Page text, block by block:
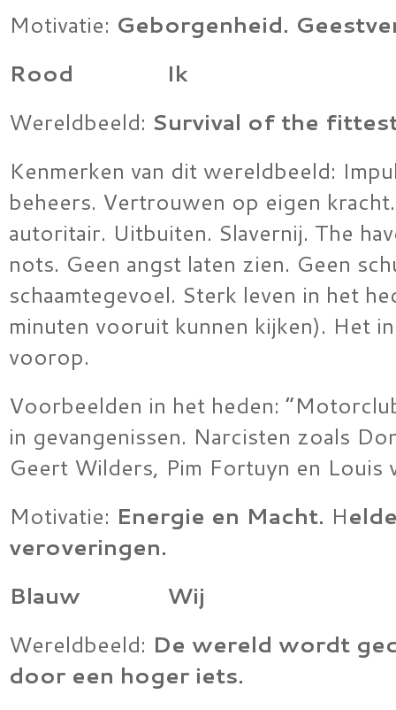
Motivatie: Geborgenheid.
Rood Ik
Wereldbeeld: Survival of the
Kenmerken van dit wereldbeeld:
beheers. Vertrouwen op eigen
autoritair. Uitbuiten. Slavernij. The
nots. Geen angst laten zien. Geen
schaamtegevoel. Sterk leven in het
minuten vooruit kunnen kijken). Het
voorop.
Voorbeelden in het heden:
in gevangenissen. Narcisten zoals
Geert Wilders, Pim Fortuyn en Louis
Motivatie: Energie en Macht. H
veroveringen.
Blauw Wij
Wereldbeeld: De wereld wordt
door een hoger iets.